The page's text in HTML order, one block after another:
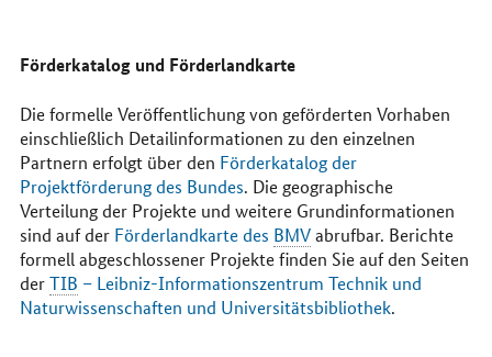
Förderkatalog und Förderlandkarte
Die formelle Veröffentlichung von geförderten Vorhaben
einschließlich Detailinformationen zu den einzelnen
Partnern erfolgt über den Förderkatalog der
Projektförderung des Bundes. Die geographische
Verteilung der Projekte und weitere Grundinformationen
sind auf der Förderlandkarte des BMVabrufbar. Berichte
formell abgeschlossener Projekte finden Sie auf den Seiten
derTIB – Leibniz-Informationszentrum Technik und
Naturwissenschaften und Universitätsbibliothek.